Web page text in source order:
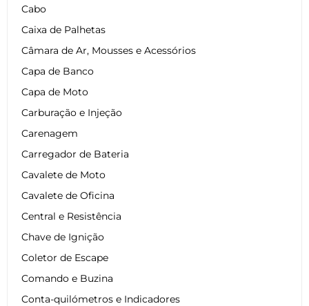
Cabo
Caixa de Palhetas
Câmara de Ar, Mousses e Acessórios
Capa de Banco
Capa de Moto
Carburação e Injeção
Carenagem
Carregador de Bateria
Cavalete de Moto
Cavalete de Oficina
Central e Resistência
Chave de Ignição
Coletor de Escape
Comando e Buzina
Conta-quilómetros e Indicadores